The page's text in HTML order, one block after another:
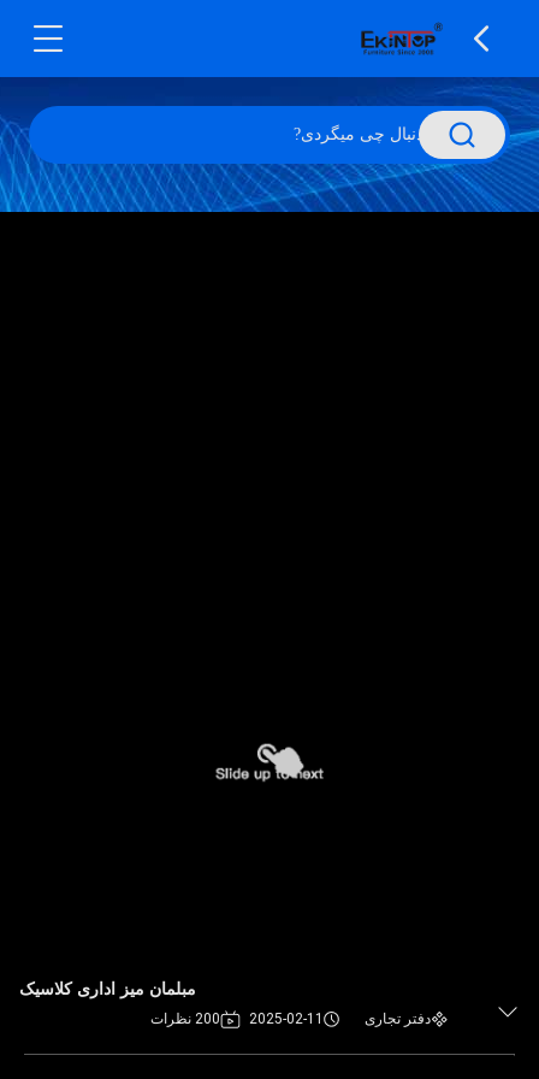
مبلمان میز اداری کلاسیک
دفتر تجاری 2025-02-11 200 نظرات